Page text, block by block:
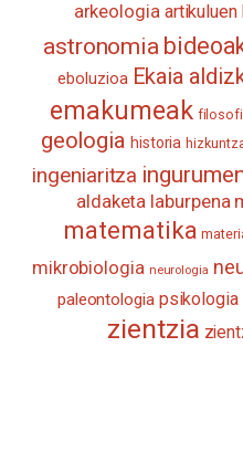
arkeologia
astronomia
eboluzioa Ekaia
emakumeak
geologia historia
ingeniaritza
aldaketa laburpena
matematika
mikrobiologia neurologia
paleontologia psikologia
zientzia